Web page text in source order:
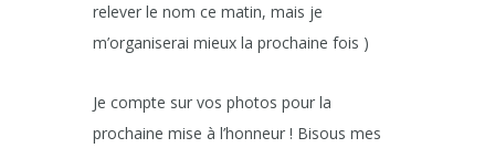
relever le nom ce matin, mais je
m’organiserai mieux la prochaine fois )
Je compte sur vos photos pour la
prochaine mise à l’honneur ! Bisous mes